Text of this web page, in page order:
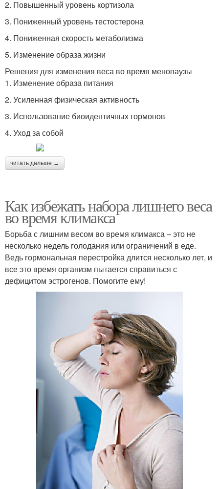
2. Повышенный уровень кортизола
3. Пониженный уровень тестостерона
4. Пониженная скорость метаболизма
5. Изменение образа жизни
Решения для изменения веса во время менопаузы
1. Изменение образа питания
2. Усиленная физическая активность
3. Использование биоидентичных гормонов
4. Уход за собой
читать дальше →
Как избежать набора лишнего веса
во время климакса
Борьба с лишним весом во время климакса – это не
несколько недель голодания или ограничений в еде.
Ведь гормональная перестройка длится несколько лет, и
все это время организм пытается справиться с
дефицитом эстрогенов. Помогите ему!